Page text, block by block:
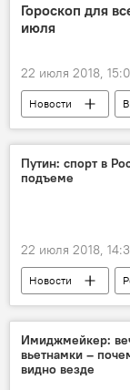
Гороскоп для
июля
22 июля 2018,
Новости
самый точный
гороскоп на неделю
самый точный
Путин: спорт в
подъеме
22 июля 2018,
Новости
Владимир Путин
Имиджмейкер:
вьетнамки –
видно везде